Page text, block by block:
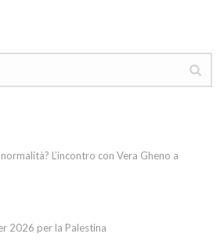
normalità? L’incontro con Vera Gheno a
2026 per la Palestina